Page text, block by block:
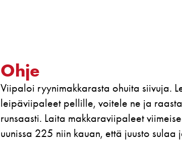
Ohje
Viipaloi ryynimakkarasta ohuita siivuja.
leipäviipaleet pellille, voitele ne ja
runsaasti. Laita makkaraviipaleet
uunissa 225 niin kauan, että juusto sulaa